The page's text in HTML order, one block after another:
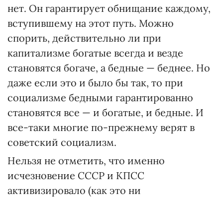
нет. Он гарантирует обнищание каждому,
вступившему на этот путь. Можно
спорить, действительно ли при
капитализме богатые всегда и везде
становятся богаче, а бедные — беднее. Но
даже если это и было бы так, то при
социализме бедными гарантированно
становятся все — и богатые, и бедные. И
все-таки многие по-прежнему верят в
советский социализм.
Нельзя не отметить, что именно
исчезновение СССР и КПСС
активизировало (как это ни